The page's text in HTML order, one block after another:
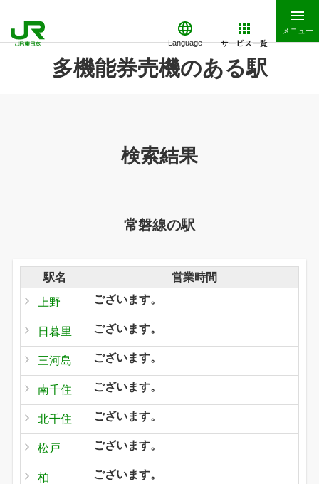
Language サービス一覧
メニュー
多機能券売機のある駅
検索結果
常磐線の駅
駅名 営業時間
上野 ございます。
日暮里 ございます。
三河島 ございます。
南千住 ございます。
北千住 ございます。
松戸 ございます。
柏 ございます。